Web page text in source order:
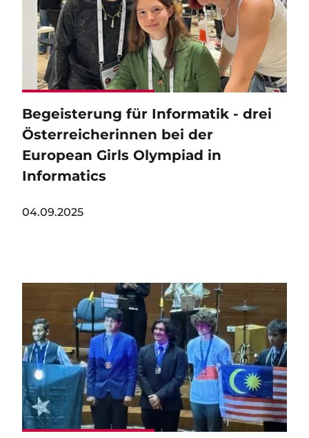
Begeisterung für Informatik - drei
Österreicherinnen bei der
European Girls Olympiad in
Informatics
04.09.2025